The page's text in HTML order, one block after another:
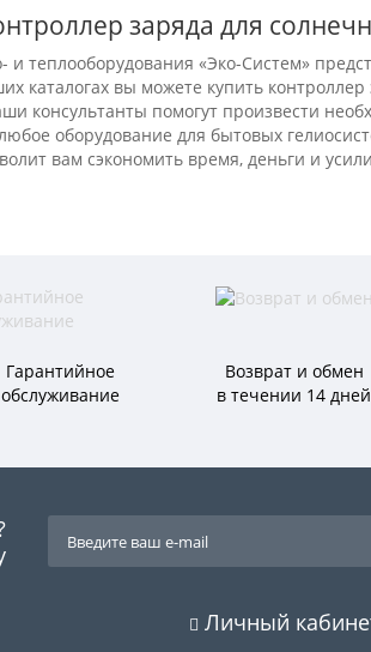
заряда для
и теплооборудования «Эко-Систем»
каталогах вы можете купить
консультанты помогут произвести
оборудование для бытовых
вам сэкономить время, деньги и
Гарантийное
обслуживание
Возврат и обмен
в течении 14 дней
Личный